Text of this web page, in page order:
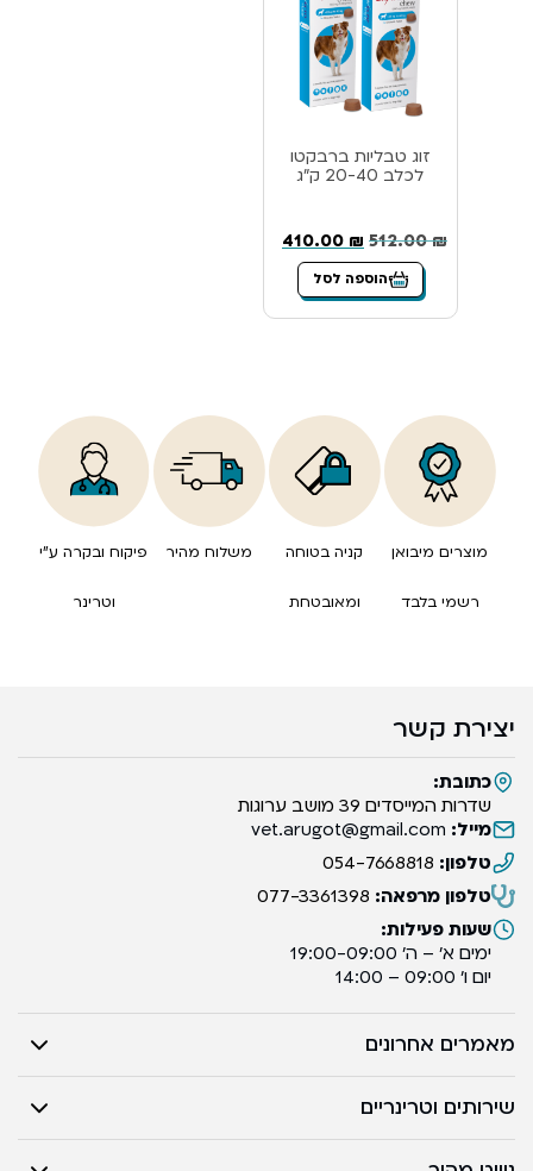
זוג טבליות ברבקטו
לכלב 20-40 ק”ג
512.00₪
410.00 ₪
הוספה לסל
מוצרים מיבואן
רשמי בלבד
קניה בטוחה
ומאובטחת
משלוח מהיר פיקוח ובקרה ע”י
וטרינר
יצירת קשר
כתובת:
שדרות המייסדים 39 מושב ערוגות
מייל: vet.arugot@gmail.com
טלפון: 054-7668818
טלפון מרפאה: 077-3361398
שעות פעילות:
ימים א’ – ה’ 19:00-09:00
יום ו’ 09:00 – 14:00
מאמרים אחרונים
שירותים וטרינריים